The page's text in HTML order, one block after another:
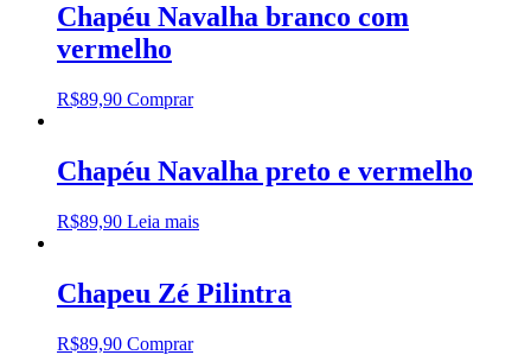
Chapéu Navalha branco com
vermelho
R$89,90 Comprar
Chapéu Navalha preto e vermelho
R$89,90 Leia mais
Chapeu Zé Pilintra
R$89,90 Comprar